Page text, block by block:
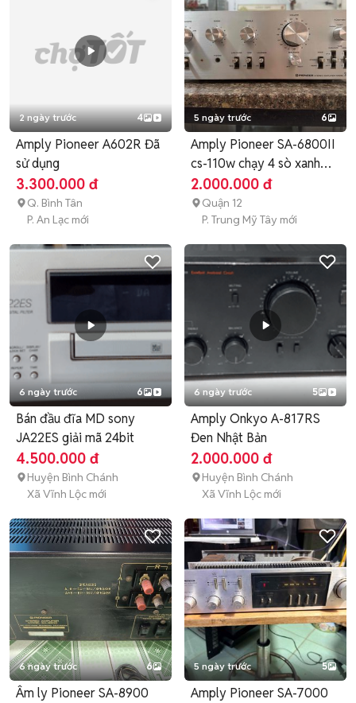
2 ngày trước 4
Amply Pioneer A602R Đã
sử dụng
3.300.000 đ
Q. Bình Tân
P. An Lạc mới
5 ngày trước 6
Amply Pioneer SA-6800II
cs-110w chạy 4 sò xanh
đen
2.000.000 đ
Quận 12
P. Trung Mỹ Tây mới
6 ngày trước 6
Bán đầu đĩa MD sony
JA22ES giải mã 24bit
4.500.000 đ
Huyện Bình Chánh
Xã Vĩnh Lộc mới
6 ngày trước 5
Amply Onkyo A-817RS
Đen Nhật Bản
2.000.000 đ
Huyện Bình Chánh
Xã Vĩnh Lộc mới
6 ngày trước 6
Âm ly Pioneer SA-8900
5 ngày trước 5
Amply Pioneer SA-7000